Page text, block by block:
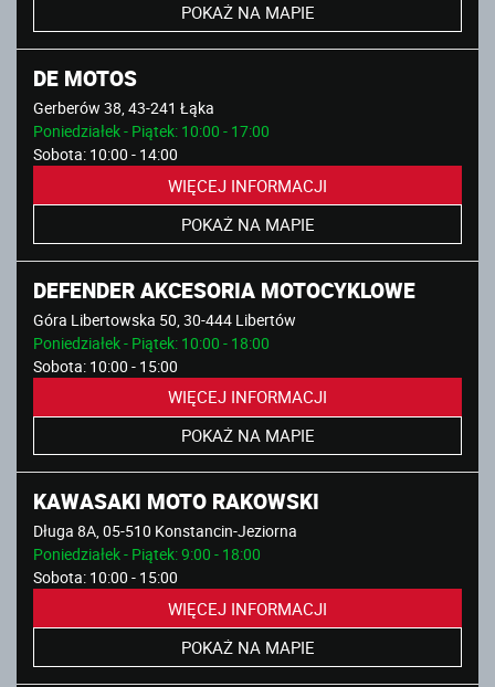
POKAŻ NA MAPIE
DE MOTOS
Gerberów 38, 43-241 Łąka
Poniedziałek - Piątek: 10:00 - 17:00
Sobota: 10:00 - 14:00
WIĘCEJ INFORMACJI
POKAŻ NA MAPIE
DEFENDER AKCESORIA MOTOCYKLOWE
Góra Libertowska 50, 30-444 Libertów
Poniedziałek - Piątek: 10:00 - 18:00
Sobota: 10:00 - 15:00
WIĘCEJ INFORMACJI
POKAŻ NA MAPIE
KAWASAKI MOTO RAKOWSKI
Długa 8A, 05-510 Konstancin-Jeziorna
Poniedziałek - Piątek: 9:00 - 18:00
Sobota: 10:00 - 15:00
WIĘCEJ INFORMACJI
POKAŻ NA MAPIE